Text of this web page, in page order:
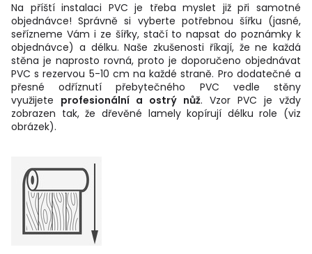
Na příští instalaci PVC je třeba myslet již při samotné
objednávce! Správně si vyberte potřebnou šířku (jasné,
seřízneme Vám i ze šířky, stačí to napsat do poznámky k
objednávce) a délku. Naše zkušenosti říkají, že ne každá
stěna je naprosto rovná, proto je doporučeno objednávat
PVC s rezervou 5-10 cm na každé straně. Pro dodatečné a
přesné odříznutí přebytečného PVC vedle stěny
využijete profesionální a ostrý nůž. Vzor PVC je vždy
zobrazen tak, že dřevěné lamely kopírují délku role (viz
obrázek).